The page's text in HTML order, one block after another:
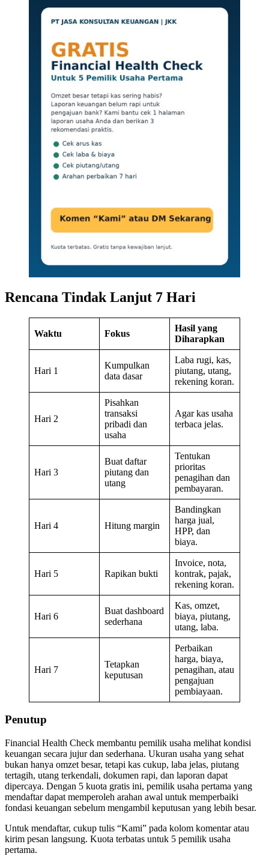
Rencana Tindak Lanjut 7 Hari
Waktu Fokus
Hasil yang
Diharapkan
Hari 1
Kumpulkan
data dasar
Laba rugi, kas,
piutang, utang,
rekening koran.
Hari 2
Pisahkan
transaksi
pribadi dan
usaha
Agar kas usaha
terbaca jelas.
Hari 3
Buat daftar
piutang dan
utang
Tentukan
prioritas
penagihan dan
pembayaran.
Hari 4 Hitung margin
Bandingkan
harga jual,
HPP, dan
biaya.
Hari 5 Rapikan bukti
Invoice, nota,
kontrak, pajak,
rekening koran.
Hari 6
Buat dashboard
sederhana
Kas, omzet,
biaya, piutang,
utang, laba.
Hari 7
Tetapkan
keputusan
Perbaikan
harga, biaya,
penagihan, atau
pengajuan
pembiayaan.
Penutup
Financial Health Check membantu pemilik usaha melihat kondisi
keuangan secara jujur dan sederhana. Ukuran usaha yang sehat
bukan hanya omzet besar, tetapi kas cukup, laba jelas, piutang
tertagih, utang terkendali, dokumen rapi, dan laporan dapat
dipercaya. Dengan 5 kuota gratis ini, pemilik usaha pertama yang
mendaftar dapat memperoleh arahan awal untuk memperbaiki
fondasi keuangan sebelum mengambil keputusan yang lebih besar.
Untuk mendaftar, cukup tulis “Kami” pada kolom komentar atau
kirim pesan langsung. Kuota terbatas untuk 5 pemilik usaha
pertama.